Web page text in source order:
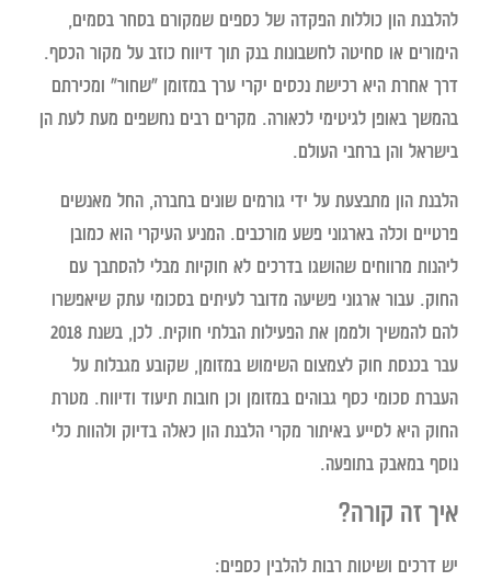
להלבנת הון כוללות הפקדה של כספים שמקורם בסחר בסמים,
הימורים או סחיטה לחשבונות בנק תוך דיווח כוזב על מקור הכסף.
דרך אחרת היא רכישת נכסים יקרי ערך במזומן "שחור" ומכירתם
בהמשך באופן לגיטימי לכאורה. מקרים רבים נחשפים מעת לעת הן
בישראל והן ברחבי העולם.
הלבנת הון מתבצעת על ידי גורמים שונים בחברה, החל מאנשים
פרטיים וכלה בארגוני פשע מורכבים. המניע העיקרי הוא כמובן
ליהנות מרווחים שהושגו בדרכים לא חוקיות מבלי להסתבך עם
החוק. עבור ארגוני פשיעה מדובר לעיתים בסכומי עתק שיאפשרו
להם להמשיך ולממן את הפעילות הבלתי חוקית. לכן, בשנת 2018
עבר בכנסת חוק לצמצום השימוש במזומן, שקובע מגבלות על
העברת סכומי כסף גבוהים במזומן וכן חובות תיעוד ודיווח. מטרת
החוק היא לסייע באיתור מקרי הלבנת הון כאלה בדיוק ולהוות כלי
נוסף במאבק בתופעה.
איך זה קורה?
יש דרכים ושיטות רבות להלבין כספים: